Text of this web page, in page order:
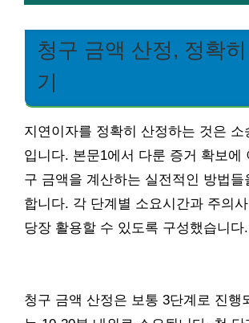
청구 금액 산정, 정확
기
지연이자를 정확히 산정하는 것은 소
입니다. 본문1에서 다룬 증거 확보에
구 금액을 계산하는 실전적인 방법들
합니다. 각 단계별 소요시간과 주의
당장 활용할 수 있도록 구성했습니다.
청구 금액 산정은 보통 3단계로 진행